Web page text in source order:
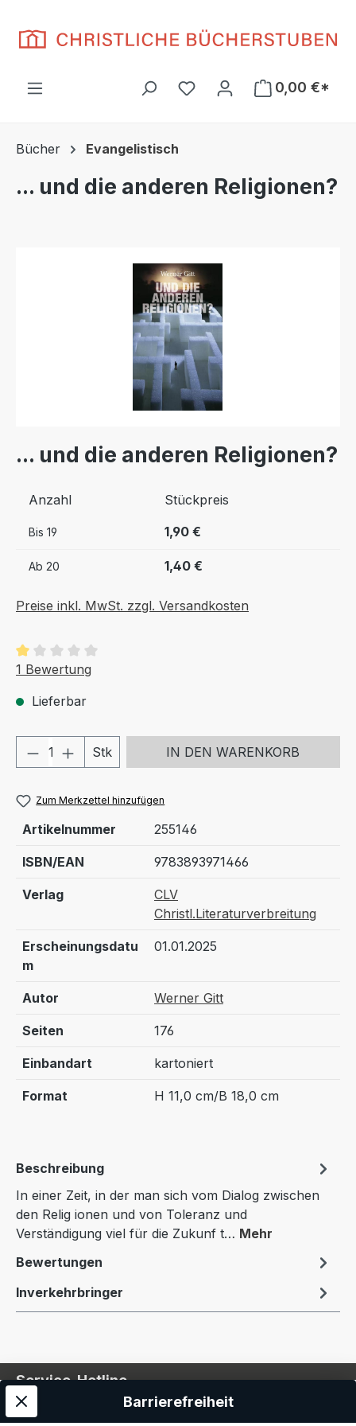
Du hast 0 Produkte auf
0,00 €*
Bücher Evangelistisch
... und die anderen Religionen?
... und die anderen Religionen?
Anzahl Stückpreis
Bis 19 1,90 €
Ab 20 1,40 €
Preise inkl. MwSt. zzgl. Versandkosten
Durchschnittliche Bewertung von 1 von 5 Sternen
1 Bewertung
Lieferbar
Produkt Anzahl: Gib den
Stk IN DEN WARENKORB
Zum Merkzettel hinzufügen
Artikelnummer 255146
ISBN/EAN 9783893971466
Verlag
CLV
Christl.Literaturverbreitung
Erscheinungsdatu
m
01.01.2025
Autor Werner Gitt
Seiten 176
Einbandart kartoniert
Format H 11,0 cm/B 18,0 cm
Beschreibung
In einer Zeit, in der man sich vom Dialog zwischen
den Relig ionen und von Toleranz und
Verständigung viel für die Zukunf t… Mehr
Bewertungen
Inverkehrbringer
Service-Hotline
Service
Barrierefreiheit